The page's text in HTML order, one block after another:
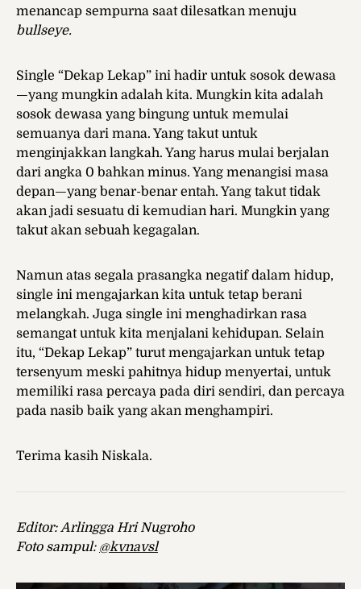
menancap sempurna saat dilesatkan menuju
bullseye.
Single “Dekap Lekap” ini hadir untuk sosok dewasa
—yang mungkin adalah kita. Mungkin kita adalah
sosok dewasa yang bingung untuk memulai
semuanya dari mana. Yang takut untuk
menginjakkan langkah. Yang harus mulai berjalan
dari angka 0 bahkan minus. Yang menangisi masa
depan—yang benar-benar entah. Yang takut tidak
akan jadi sesuatu di kemudian hari. Mungkin yang
takut akan sebuah kegagalan.
Namun atas segala prasangka negatif dalam hidup,
single ini mengajarkan kita untuk tetap berani
melangkah. Juga single ini menghadirkan rasa
semangat untuk kita menjalani kehidupan. Selain
itu, “Dekap Lekap” turut mengajarkan untuk tetap
tersenyum meski pahitnya hidup menyertai, untuk
memiliki rasa percaya pada diri sendiri, dan percaya
pada nasib baik yang akan menghampiri.
Terima kasih Niskala.
Editor: Arlingga Hri Nugroho
Foto sampul: @kvnavsl